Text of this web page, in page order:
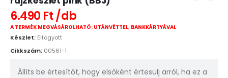
6.490 Ft
A TERMÉK MEGVÁSÁROLHATÓ: UTÁNVÉTTEL, BANKKÁRTYÁVAL
Készlet: Elfogyott
Cikkszám: 00561-1
Állíts be értesítőt, hogy elsőként értesülj arról, ha ez a